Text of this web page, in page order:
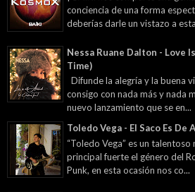
conciencia de una forma
deberías darle un vistazo a
Nessa Ruane Dalton - Love
Time)
Difunde la alegría y la buena
consigo con nada más y nada
nuevo lanzamiento que se en...
Toledo Vega - El Saco Es De
“Toledo Vega” es un
principal fuerte el género del
Punk, en esta ocasión nos co...